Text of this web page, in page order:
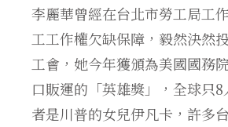
李麗華曾經在台北市勞工局工
工工作權欠缺保障，毅然決然
工會，她今年獲頒為美國國務
口販運的「英雄獎」，全球只
者是川普的女兒伊凡卡，許多